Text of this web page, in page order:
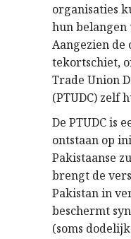
organisaties
hun
Aangezien
tekortschiet,
Trade Union
(PTUDC) zelf
De PTUDC is
ontstaan op
Pakistaanse
brengt de
Pakistan in
beschermt
(soms